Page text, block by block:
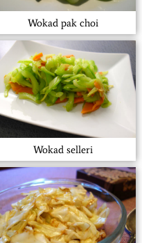
Wokad pak choi
Wokad selleri